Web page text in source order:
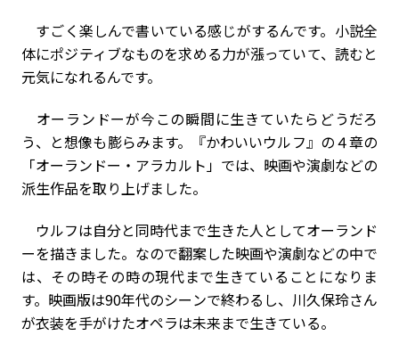
すごく楽しんで書いている感じがするんです。小説全
体にポジティブなものを求める力が漲っていて、読むと
元気になれるんです。
オーランドーが今この瞬間に生きていたらどうだろ
う、と想像も膨らみます。『かわいいウルフ』の４章の
「オーランドー・アラカルト」では、映画や演劇などの
派生作品を取り上げました。
ウルフは自分と同時代まで生きた人としてオーランド
ーを描きました。なので翻案した映画や演劇などの中で
は、その時その時の現代まで生きていることになりま
す。映画版は90年代のシーンで終わるし、川久保玲さん
が衣装を手がけたオペラは未来まで生きている。